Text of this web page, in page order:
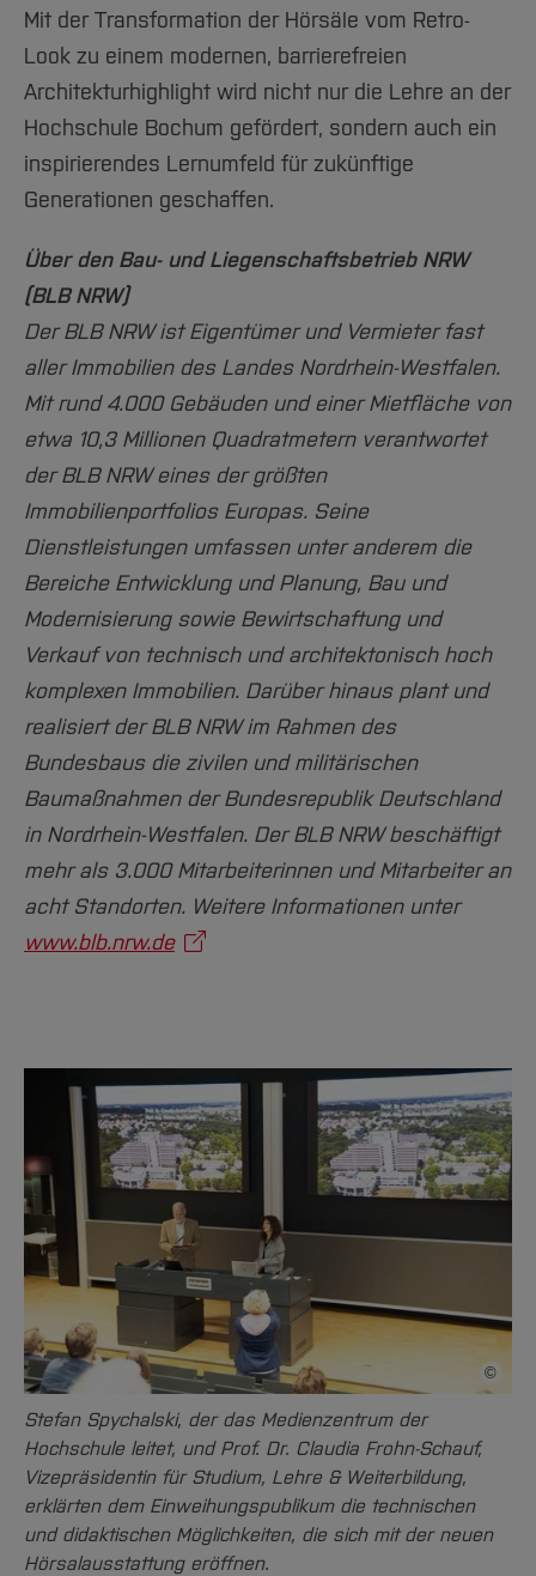
Mit der Transformation der Hörsäle vom Retro-
Look zu einem modernen, barrierefreien
Architekturhighlight wird nicht nur die Lehre an der
Hochschule Bochum gefördert, sondern auch ein
inspirierendes Lernumfeld für zukünftige
Generationen geschaffen.
Über den Bau- und Liegenschaftsbetrieb NRW
(BLB NRW)
Der BLB NRW ist Eigentümer und Vermieter fast
aller Immobilien des Landes Nordrhein-Westfalen.
Mit rund 4.000 Gebäuden und einer Mietfläche von
etwa 10,3 Millionen Quadratmetern verantwortet
der BLB NRW eines der größten
Immobilienportfolios Europas. Seine
Dienstleistungen umfassen unter anderem die
Bereiche Entwicklung und Planung, Bau und
Modernisierung sowie Bewirtschaftung und
Verkauf von technisch und architektonisch hoch
komplexen Immobilien. Darüber hinaus plant und
realisiert der BLB NRW im Rahmen des
Bundesbaus die zivilen und militärischen
Baumaßnahmen der Bundesrepublik Deutschland
in Nordrhein-Westfalen. Der BLB NRW beschäftigt
mehr als 3.000 Mitarbeiterinnen und Mitarbeiter an
acht Standorten. Weitere Informationen unter
www.blb.nrw.de
©
Stefan Spychalski, der das Medienzentrum der
Hochschule leitet, und Prof. Dr. Claudia Frohn-Schauf,
Vizepräsidentin für Studium, Lehre & Weiterbildung,
erklärten dem Einweihungspublikum die technischen
und didaktischen Möglichkeiten, die sich mit der neuen
Hörsalausstattung eröffnen.